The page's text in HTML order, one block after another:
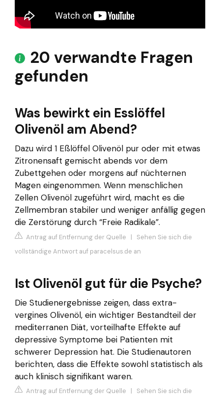
20 verwandte Fragen
gefunden
Was bewirkt ein Esslöffel
Olivenöl am Abend?
Dazu wird 1 Eßlöffel Olivenöl pur oder mit etwas
Zitronensaft gemischt abends vor dem
Zubettgehen oder morgens auf nüchternen
Magen eingenommen. Wenn menschlichen
Zellen Olivenöl zugeführt wird, macht es die
Zellmembran stabiler und weniger anfällig gegen
die Zerstörung durch “Freie Radikale”.
Antrag auf Entfernung der Quelle | Sehen Sie sich die
vollständige Antwort auf paracelsus.de an
Ist Olivenöl gut für die Psyche?
Die Studienergebnisse zeigen, dass extra-
vergines Olivenöl, ein wichtiger Bestandteil der
mediterranen Diät, vorteilhafte Effekte auf
depressive Symptome bei Patienten mit
schwerer Depression hat. Die Studienautoren
berichten, dass die Effekte sowohl statistisch als
auch klinisch signifikant waren.
Antrag auf Entfernung der Quelle | Sehen Sie sich die